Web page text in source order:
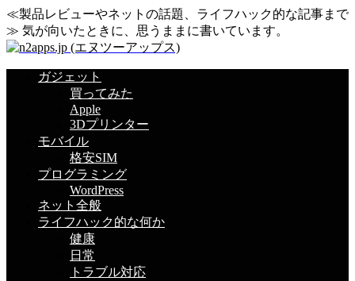
≪製品レビューやネットの話題、ライフハック的な記事まで
≫ 気が向いたときに、思うままに書いています。
ガジェット
買ってみた
Apple
3Dプリンター
モバイル
格安SIM
プログラミング
WordPress
ネット全般
ライフハック的な何か
健康
日常
トラブル対応